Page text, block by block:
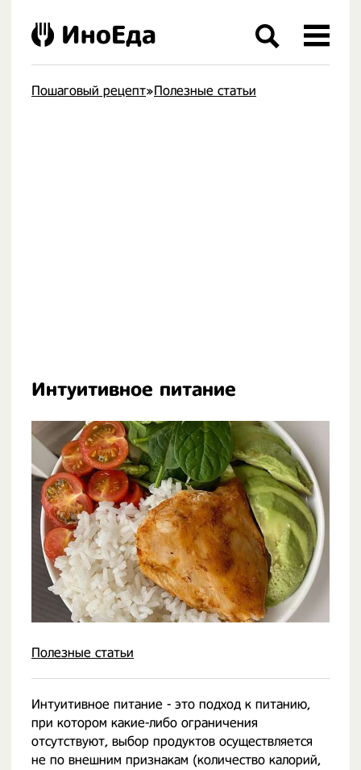
Пошаговый рецепт»Полезные статьи
Интуитивное питание
Полезные статьи
Интуитивное питание - это подход к питанию,
при котором какие-либо ограничения
отсутствуют, выбор продуктов осуществляется
не по внешним признакам (количество калорий,
ИноЕда